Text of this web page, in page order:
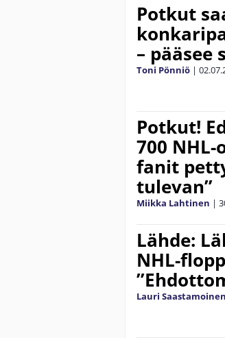
Potkut
–
Toni Pönniö |
Potkut!
700
fanit
tulevan”
Miikka Lahtinen |
Lähde:
NHL-
Lauri Saastamoinen